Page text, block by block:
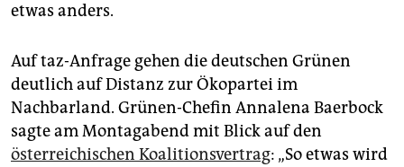
etwas anders.
Auf taz-Anfrage gehen die deutschen Grünen
deutlich auf Distanz zur Ökopartei im
Nachbarland. Grünen-Chefin Annalena Baerbock
sagte am Montagabend mit Blick auf den
österreichischen Koalitionsvertrag: „So etwas wird